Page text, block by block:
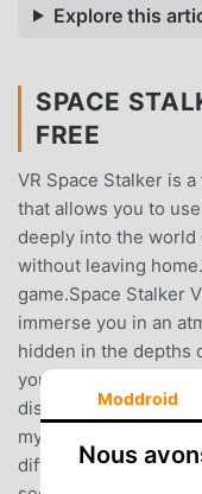
Explore this
SPACE
FREE
VR Space Stalker is
that allows you to
deeply into the world
without leaving
game.Space Stalker
immerse you in an
hidden in the depths
you to try yourself as
distant future.
mysterious vaults,
different weapons –
Moddroid
Nous